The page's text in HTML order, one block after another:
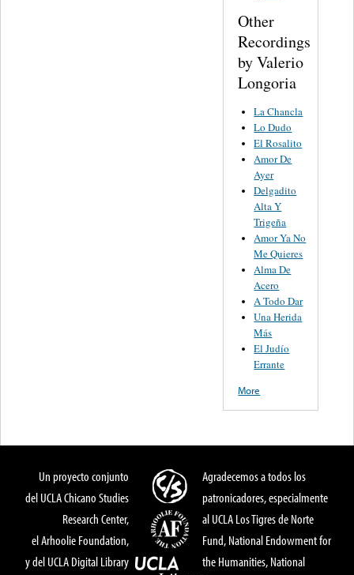
Other
Recordings
by Valerio
Longoria
La Chancla
Lo Dudo
El Rosalito
Amor De
Ayer
Delgadito
Alta Y
Trigeña
Amor Ya No
Me Quieres
Alma De
Acero
A Todo Dar
Una Herida
Más
El Judío
Errante
More
Un proyecto conjunto
del UCLA Chicano Studies
Research Center,
el Arhoolie Foundation,
y del UCLA Digital Library
Agradecemos a todos los
patronicadores, especialmente
al UCLA Los Tigres de Norte
Fund, National Endowment for
the Humanities, National